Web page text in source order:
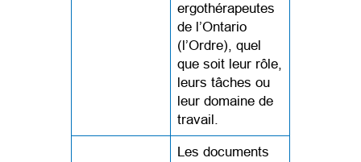
ergothérapeutes
de l’Ontario
(l’Ordre), quel
que soit leur rôle,
leurs tâches ou
leur domaine de
travail.
Les documents